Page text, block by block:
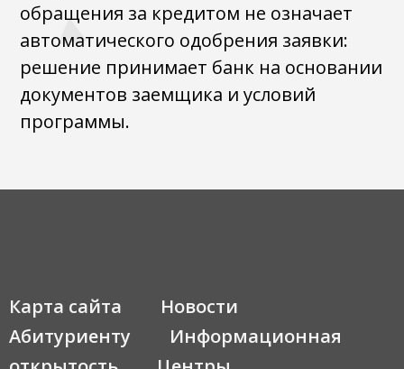
обращения за кредитом не означает
автоматического одобрения заявки:
решение принимает банк на основании
документов заемщика и условий
программы.
Карта сайта
Новости
Абитуриенту
Информационная